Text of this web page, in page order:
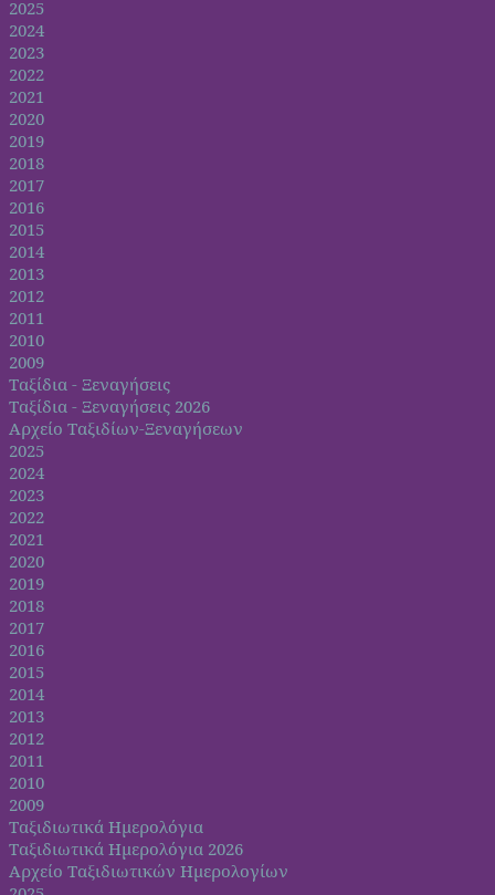
2025
2024
2023
2022
2021
2020
2019
2018
2017
2016
2015
2014
2013
2012
2011
2010
2009
Ταξίδια - Ξεναγήσεις
Ταξίδια - Ξεναγήσεις 2026
Αρχείο Ταξιδίων-Ξεναγήσεων
2025
2024
2023
2022
2021
2020
2019
2018
2017
2016
2015
2014
2013
2012
2011
2010
2009
Ταξιδιωτικά Ημερολόγια
Ταξιδιωτικά Ημερολόγια 2026
Αρχείο Ταξιδιωτικών Ημερολογίων